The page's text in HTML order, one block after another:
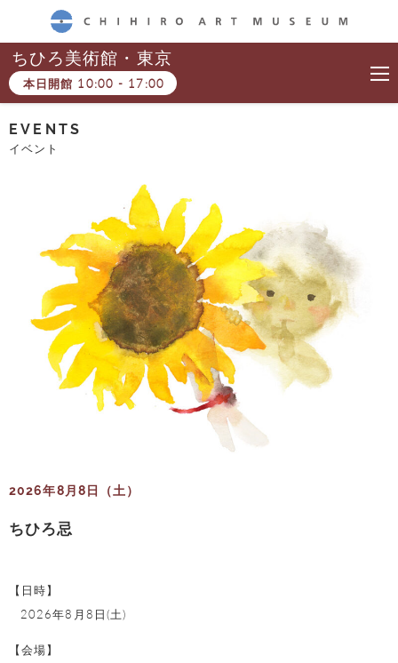
CHIHIRO ART MUSEUM
ちひろ美術館・東京
本日開館 10:00 - 17:00
EVENTS
イベント
2026年8月8日（土）
ちひろ忌
【日時】
2026年8月8日(土)
【会場】